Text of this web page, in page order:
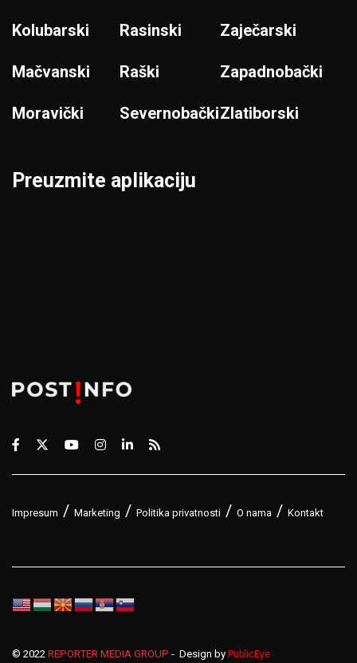
Kolubarski
Mačvanski
Moravički
Rasinski
Raški
Severnobački
Zaječarski
Zapadnobački
Zlatiborski
Preuzmite aplikaciju
Impresum Marketing Politika privatnosti O nama Kontakt
© 2022 REPORTER MEDIA GROUP - Design by PublicEye